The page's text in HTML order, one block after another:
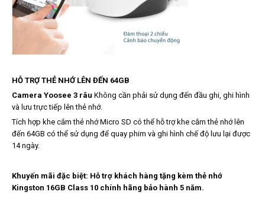
HỖ TRỢ THẺ NHỚ LÊN ĐẾN 64GB
Camera Yoosee 3 râu Không cần phải sử dụng đến đầu ghi, ghi hình
và lưu trực tiếp lên thẻ nhớ.
Tích hợp khe cắm thẻ nhớ Micro SD có thể hỗ trợ khe cắm thẻ nhớ lên
đến 64GB có thể sử dụng để quay phim và ghi hình chế độ lưu lại được
14 ngày.
Khuyến mãi đặc biệt: Hỗ trợ khách hàng tặng kèm thẻ nhớ
Kingston 16GB Class 10 chính hãng bảo hành 5 năm.